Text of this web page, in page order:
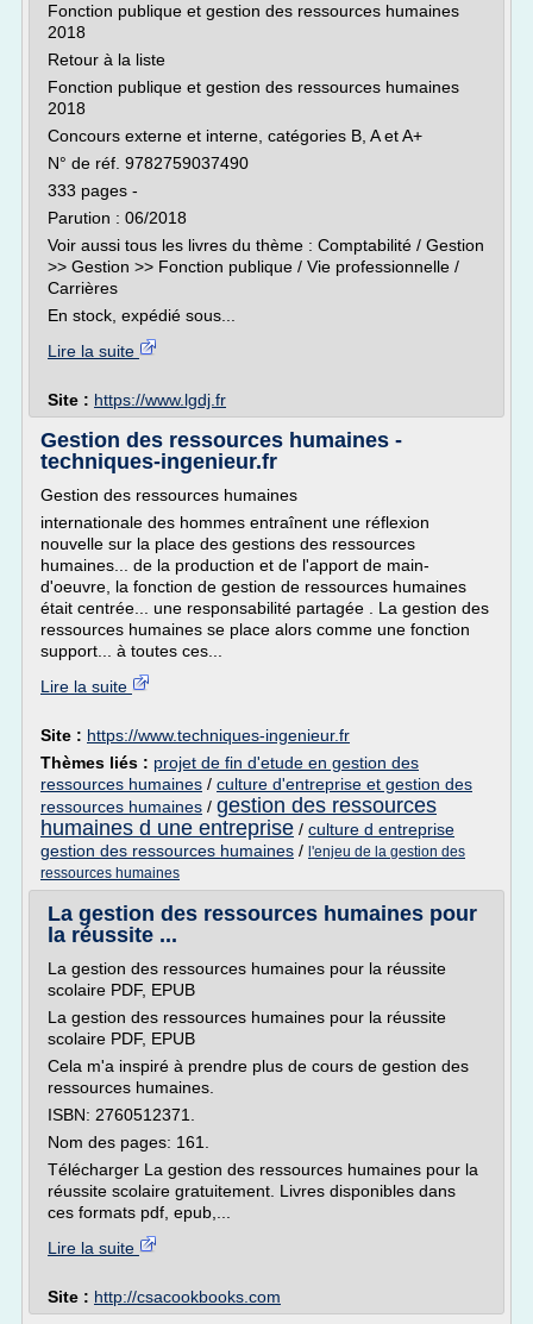
Fonction publique et gestion des ressources humaines
2018
Retour à la liste
Fonction publique et gestion des ressources humaines
2018
Concours externe et interne, catégories B, A et A+
N° de réf. 9782759037490
333 pages -
Parution : 06/2018
Voir aussi tous les livres du thème : Comptabilité / Gestion
>> Gestion >> Fonction publique / Vie professionnelle /
Carrières
En stock, expédié sous...
Lire la suite
Site : https://www.lgdj.fr
Gestion des ressources humaines -
techniques-ingenieur.fr
Gestion des ressources humaines
internationale des hommes entraînent une réflexion
nouvelle sur la place des gestions des ressources
humaines... de la production et de l'apport de main-
d'oeuvre, la fonction de gestion de ressources humaines
était centrée... une responsabilité partagée . La gestion des
ressources humaines se place alors comme une fonction
support... à toutes ces...
Lire la suite
Site : https://www.techniques-ingenieur.fr
Thèmes liés : projet de fin d'etude en gestion des
ressources humaines / culture d'entreprise et gestion des
ressources humaines / gestion des ressources
humaines d une entreprise / culture d entreprise
gestion des ressources humaines / l'enjeu de la gestion des
ressources humaines
La gestion des ressources humaines pour
la réussite ...
La gestion des ressources humaines pour la réussite
scolaire PDF, EPUB
La gestion des ressources humaines pour la réussite
scolaire PDF, EPUB
Cela m'a inspiré à prendre plus de cours de gestion des
ressources humaines.
ISBN: 2760512371.
Nom des pages: 161.
Télécharger La gestion des ressources humaines pour la
réussite scolaire gratuitement. Livres disponibles dans
ces formats pdf, epub,...
Lire la suite
Site : http://csacookbooks.com